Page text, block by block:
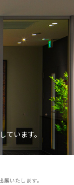
お問合せ
(直通)
ています。
いたします。